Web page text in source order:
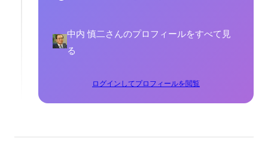
中内 慎二さんのプロフィールをすべて見
る
ログインしてプロフィールを閲覧